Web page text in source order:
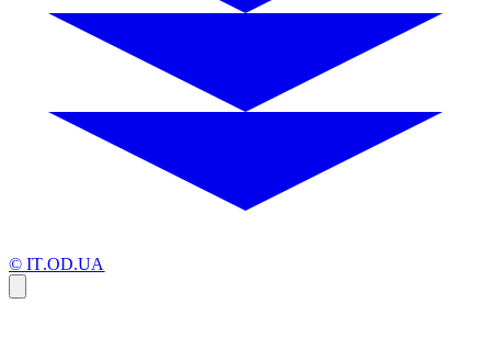
© IT.OD.UA